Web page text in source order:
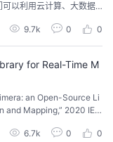
以利用云计算、大数据
索和推荐。此外，随着5
将会越来越普及。AIGC
9.7k 0 0
for Real-Time M
an Open-Source Li
Mapping,” 2020 IEE
6.7k 0 0